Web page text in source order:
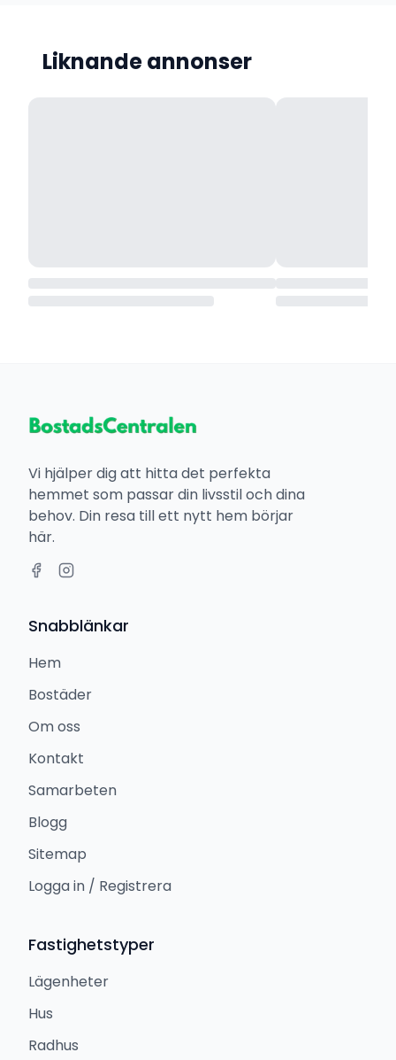
Liknande annonser
Vi hjälper dig att hitta det perfekta
hemmet som passar din livsstil och dina
behov. Din resa till ett nytt hem börjar
här.
Snabblänkar
Hem
Bostäder
Om oss
Kontakt
Samarbeten
Blogg
Sitemap
Logga in / Registrera
Fastighetstyper
Lägenheter
Hus
Radhus